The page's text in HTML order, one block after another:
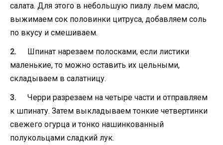
салата. Для этого в небольшую пиалу льем масло,
выжимаем сок половинки цитруса, добавляем соль
по вкусу и смешиваем.
Шпинат нарезаем полосками, если листики
маленькие, то можно оставить их цельными,
складываем в салатницу.
Черри разрезаем на четыре части и отправляем
к шпинату. Затем выкладываем тонкие четвертинки
свежего огурца и тонко нашинкованный
полукольцами сладкий лук.